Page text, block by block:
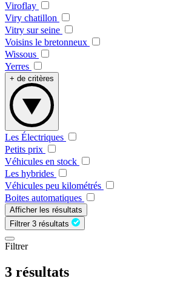
Viroflay
Viry chatillon
Vitry sur seine
Voisins le bretonneux
Wissous
Yerres
+ de critères
Les Électriques
Petits prix
Véhicules en stock
Les hybrides
Véhicules peu kilométrés
Boites automatiques
Afficher les résultats
Filtrer 3 résultats
Filtrer
3 résultats